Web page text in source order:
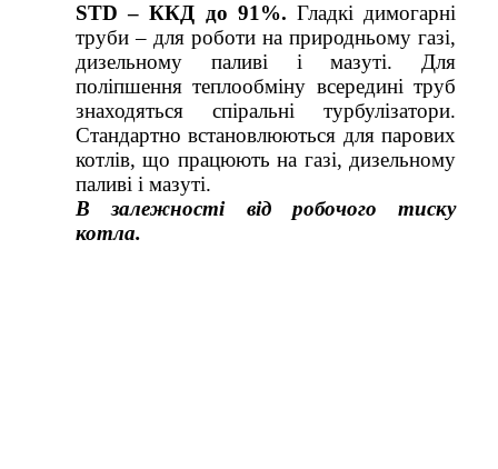
STD – ККД до 91%. Гладкі димогарні
труби – для роботи на природньому газі,
дизельному паливі і мазуті. Для
поліпшення теплообміну всередині труб
знаходяться спіральні турбулізатори.
Стандартно встановлюються для парових
котлів, що працюють на газі, дизельному
паливі і мазуті.
В залежності від робочого тиску
котла.